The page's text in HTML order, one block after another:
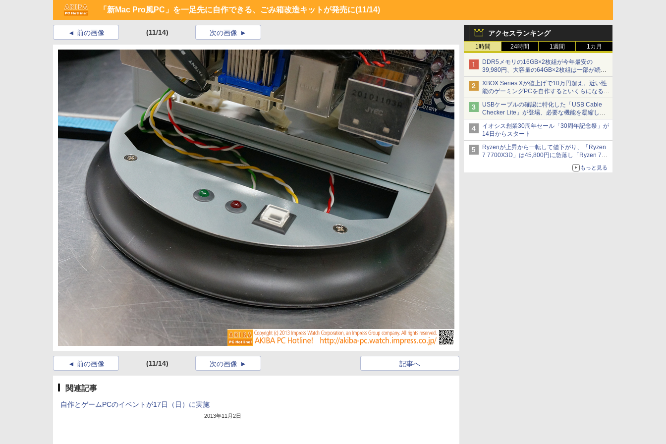
「新Mac Pro風PC」を一足先に自作できる、ごみ箱改造キットが発売に(11/14)
アクセスランキング
1時間 24時間 1週間 1カ月
DDR5メモリの16GB×2枚組が今年最安の
39,980円、大容量の64GB×2枚組は一部が続騰
[8月前半のメモリ価格]
XBOX Series Xが値上げで10万円超え。近い性
能のゲーミングPCを自作するといくらになる？
【石田賀津男の『酒の肴にPCゲーム』】
USBケーブルの確認に特化した「USB Cable
Checker Lite」が登場、必要な機能を凝縮しコ
ンパクトに 7日発売
イオシス創業30周年セール「30周年記念祭」が
14日からスタート
Ryzenが上昇から一転して値下がり、「Ryzen
7 7700X3D」は45,800円に急落し「Ryzen 7
7800X3D」との価格逆転解消 [8月前半のCPU
もっと見る
前の画像 (11/14) 次の画像
前の画像 (11/14) 記事へ
次の画像
関連記事
自作とゲームPCのイベントが17日（日）に実施
2013年11月2日